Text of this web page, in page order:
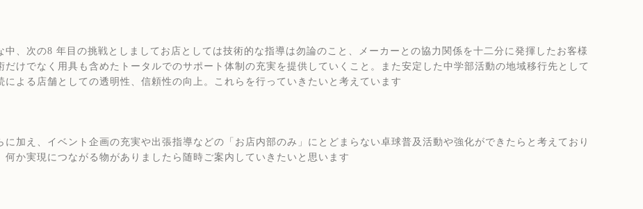
中、次の8 年目の挑戦としましてお店としては技術的な指導は勿論のこと、メーカーとの協力関係を十二分に発揮したお客様
だけでなく用具も含めたトータルでのサポート体制の充実を提供していくこと。また安定した中学部活動の地域移行先として
による店舗としての透明性、信頼性の向上。これらを行っていきたいと考えています
に加え、イベント企画の充実や出張指導などの「お店内部のみ」にとどまらない卓球普及活動や強化ができたらと考えており
何か実現につながる物がありましたら随時ご案内していきたいと思います